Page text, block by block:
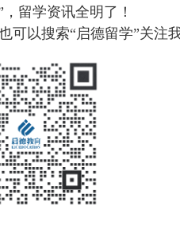
留学资讯全明了！
可以搜索“启德留学”关注